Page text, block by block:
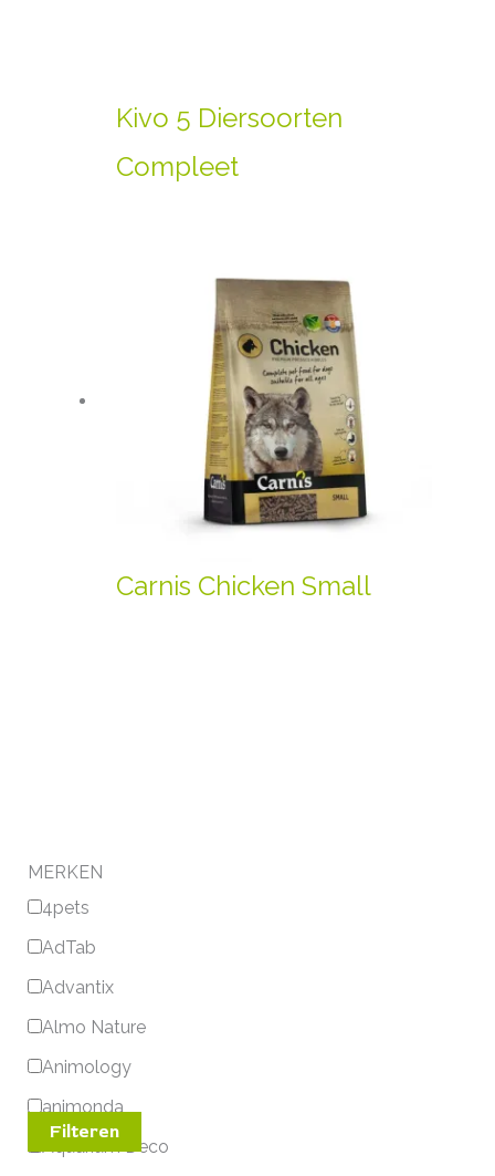
Kivo 5 Diersoorten
Compleet
Carnis Chicken Small
MERKEN
4pets
AdTab
Advantix
Almo Nature
Animology
animonda
Aquarium Deco
Filteren